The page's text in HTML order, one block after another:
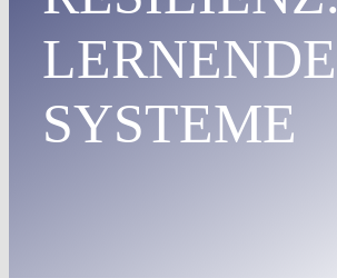
LERNENDE
SYSTEME